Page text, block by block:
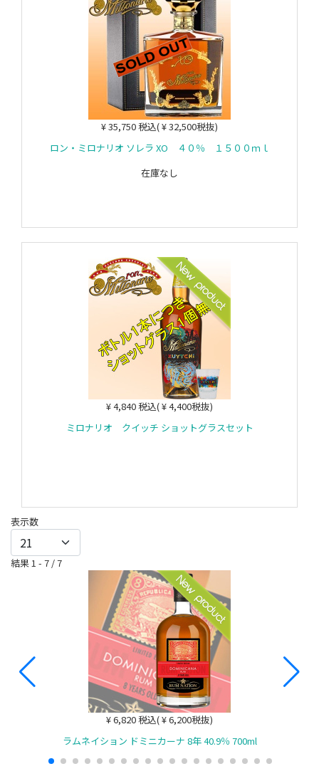
¥ 35,750 税込( ¥ 32,500税抜)
ロン・ミロナリオ ソレラ XO ４０％ １５００ｍｌ
在庫なし
¥ 4,840 税込( ¥ 4,400税抜)
ミロナリオ クイッチ ショットグラスセット
表示数
結果 1 - 7 / 7
¥ 6,820 税込( ¥ 6,200税抜)
ムネイション ドミニカーナ 8年 40.9％ 700ml